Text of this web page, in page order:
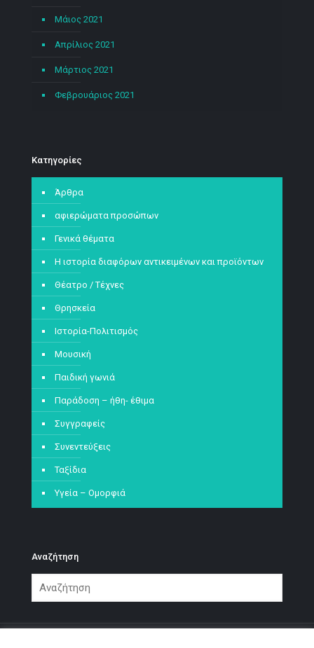
Μάιος 2021
Απρίλιος 2021
Μάρτιος 2021
Φεβρουάριος 2021
Kατηγορίες
Άρθρα
αφιερώματα προσώπων
Γενικά θέματα
Η ιστορία διαφόρων αντικειμένων και προϊόντων
Θέατρο / Τέχνες
Θρησκεία
Ιστορία-Πολιτισμός
Μουσική
Παιδική γωνιά
Παράδοση – ήθη- έθιμα
Συγγραφείς
Συνεντεύξεις
Ταξίδια
Υγεία – Ομορφιά
Αναζήτηση